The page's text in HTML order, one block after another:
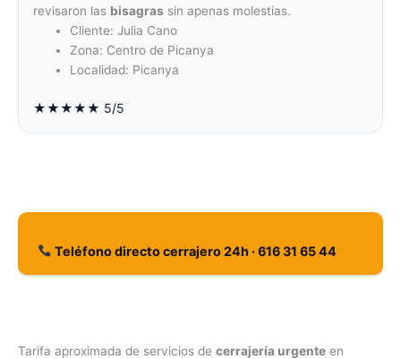
revisaron las bisagras sin apenas molestias.
Cliente: Julia Cano
Zona: Centro de Picanya
Localidad: Picanya
★★★★★ 5/5
Teléfono directo cerrajero 24h · 616 31 65 44
Tarifa aproximada de servicios de cerrajería urgente en